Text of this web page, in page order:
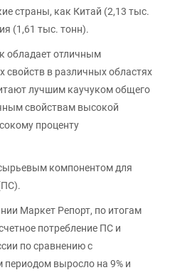
страны, как Китай (2,13 тыс.
(1,61 тыс. тонн).
обладает отличным
в различных областях
лучшим каучуком общего
свойствам высокой
проценту
компонентом для
Маркет Репорт, по итогам
потребление ПС и
по сравнению с
выросло на 9% и